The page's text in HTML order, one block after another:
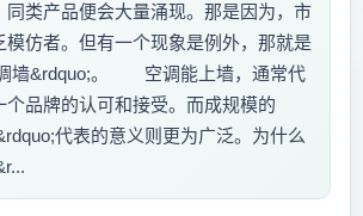
同类产品便会大量涌现。那是因为，市
模仿者。但有一个现象是例外，那就是
墙&rdquo;。 空调能上墙，通常代
个品牌的认可和接受。而成规模的
代表的意义则更为广泛。为什么